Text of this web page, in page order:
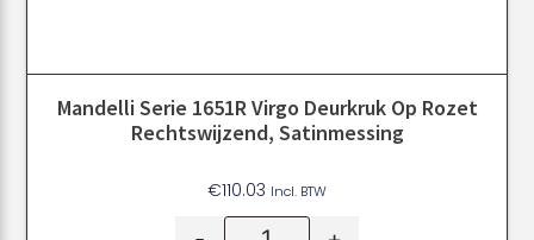
Mandelli Serie 1651R Virgo Deurkruk Op Rozet
Rechtswijzend, Satinmessing
€110.03 Incl. BTW